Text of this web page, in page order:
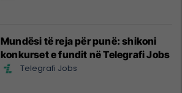
Mundësi të reja për punë: shikoni
konkurset e fundit në Telegrafi Jobs
Telegrafi Jobs